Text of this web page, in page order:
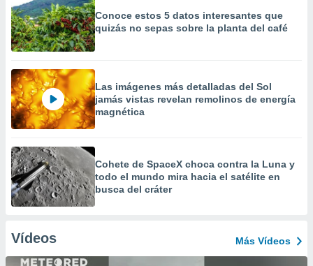
Conoce estos 5 datos interesantes que
quizás no sepas sobre la planta del café
Las imágenes más detalladas del Sol
jamás vistas revelan remolinos de energía
magnética
Cohete de SpaceX choca contra la Luna y
todo el mundo mira hacia el satélite en
busca del cráter
Vídeos Más Vídeos